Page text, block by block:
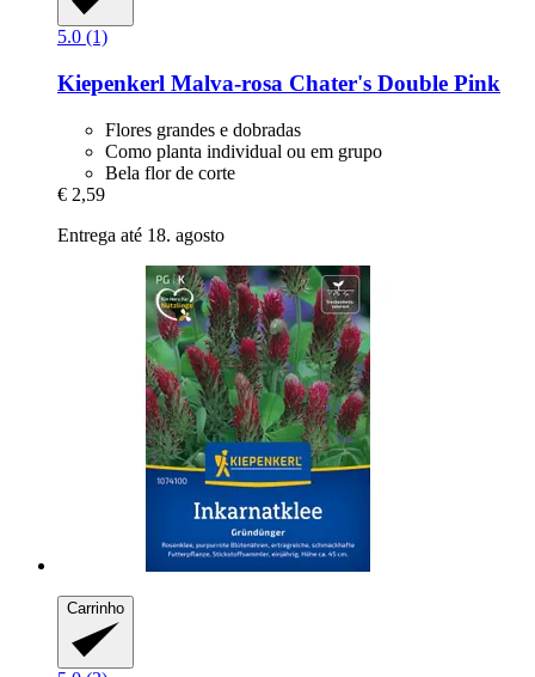
5.0 (1)
Kiepenkerl Malva-​rosa Chater's Double Pink
Flores grandes e dobradas
Como planta individual ou em grupo
Bela flor de corte
€ 2,59
Entrega até 18. agosto
Carrinho